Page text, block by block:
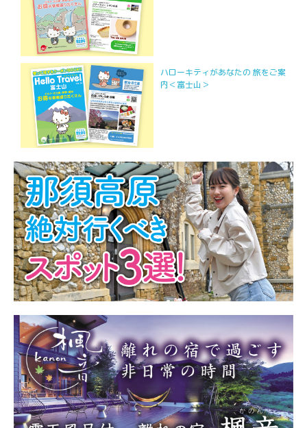
ハローキティがあなたの 旅をご案
内＜富士山＞